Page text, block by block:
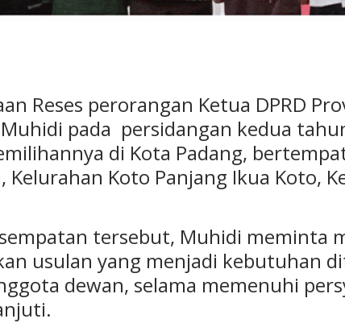
Reses perorangan Ketua DPRD
pada persidangan kedua
di Kota Padang,
Kelurahan Koto Panjang Ikua Koto,
tersebut, Muhidi meminta
usulan yang menjadi kebutuhan
dewan, selama memenuhi